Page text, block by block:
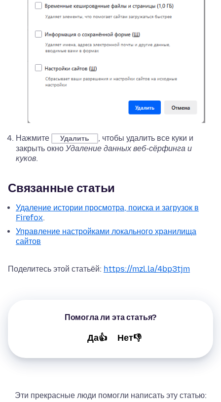
Нажмите Удалить
, чтобы удалить все куки и
закрыть окно Удаление данных веб-сёрфинга и
куков.
Связанные статьи
Удаление истории просмотра, поиска и загрузок в
Firefox.
Управление настройками локального хранилища
сайтов
Поделитесь этой статьёй: https://mzl.la/4bp3tjm
Помогла ли эта статья?
Да👍 Нет👎
Эти прекрасные люди помогли написать эту статью: